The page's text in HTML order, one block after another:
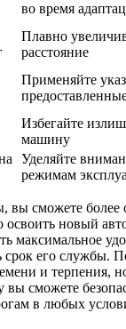
во время
Плавно
расстояние
Применяйте
Избегайте
машину
Уделяйте
режимам
вы сможете более
освоить новый
максимальное
срок его службы.
и терпения,
вы сможете
в любых